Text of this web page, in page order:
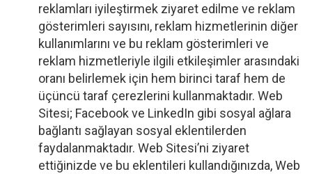
reklamları iyileştirmek ziyaret edilme ve reklam
gösterimleri sayısını, reklam hizmetlerinin diğer
kullanımlarını ve bu reklam gösterimleri ve
reklam hizmetleriyle ilgili etkileşimler arasındaki
oranı belirlemek için hem birinci taraf hem de
üçüncü taraf çerezlerini kullanmaktadır. Web
Sitesi; Facebook ve LinkedIn gibi sosyal ağlara
bağlantı sağlayan sosyal eklentilerden
faydalanmaktadır. Web Sitesi’ni ziyaret
ettiğinizde ve bu eklentileri kullandığınızda, Web